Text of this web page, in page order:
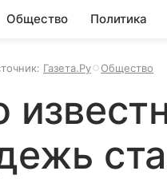
Общество Политика
Газета.Ру Общество